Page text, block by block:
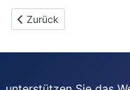
Vorheriger Beitrag:
Zurück